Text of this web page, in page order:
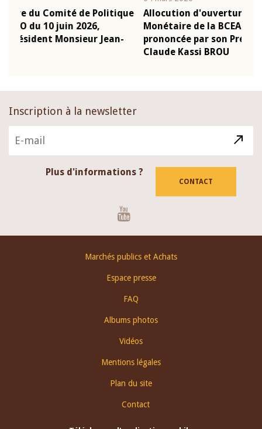
Allocution d'ouverture du Comité de Politique
Monétaire de la BCEAO du 4 mars 2026,
prononcée par son Président Monsieur Jean-
Inscription à la newsletter
Plus d'informations ?
CONTACT
Marchés publics et Achats
Espace presse
FAQ
Albums photos
Vidéos
Mentions légales
Plan du site
Contact